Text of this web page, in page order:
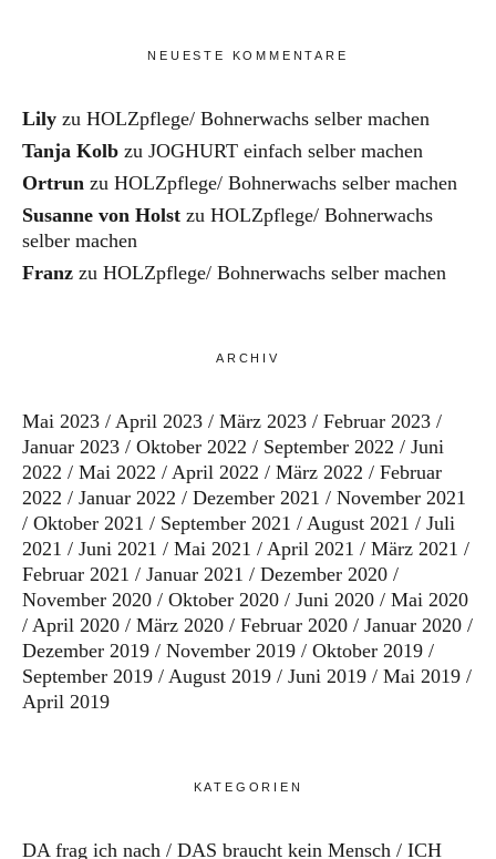
NEUESTE KOMMENTARE
Lily zu HOLZpflege/ Bohnerwachs selber machen
Tanja Kolb zu JOGHURT einfach selber machen
Ortrun zu HOLZpflege/ Bohnerwachs selber machen
Susanne von Holst zu HOLZpflege/ Bohnerwachs
selber machen
Franz zu HOLZpflege/ Bohnerwachs selber machen
ARCHIV
Mai 2023 April 2023 März 2023
Februar 2023
Januar 2023
Oktober 2022 September 2022
Juni
2022
Mai 2022 April 2022 März 2022
Februar
2022
Januar 2022 Dezember 2021
November 2021
Oktober 2021
September 2021 August 2021
Juli
2021
Juni 2021 Mai 2021 April 2021
März 2021
Februar 2021
Januar 2021
Dezember 2020
November 2020
Oktober 2020 Juni 2020
Mai 2020
April 2020
März 2020 Februar 2020
Januar 2020
Dezember 2019
November 2019
Oktober 2019
September 2019
August 2019 Juni 2019
Mai 2019
April 2019
KATEGORIEN
DA frag ich nach DAS braucht kein Mensch ICH